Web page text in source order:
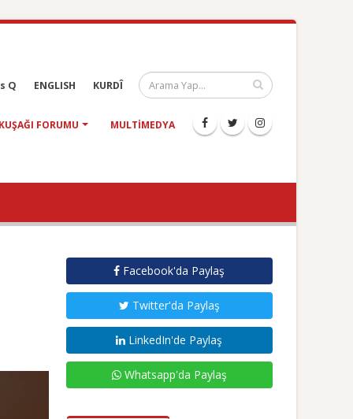
Q ENGLISH KURDÎ
FORUMU MULTIMEDYA
Facebook'da Paylaş
Twitter'da Paylaş
LinkedIn'de Paylaş
Whatsapp'da Paylaş